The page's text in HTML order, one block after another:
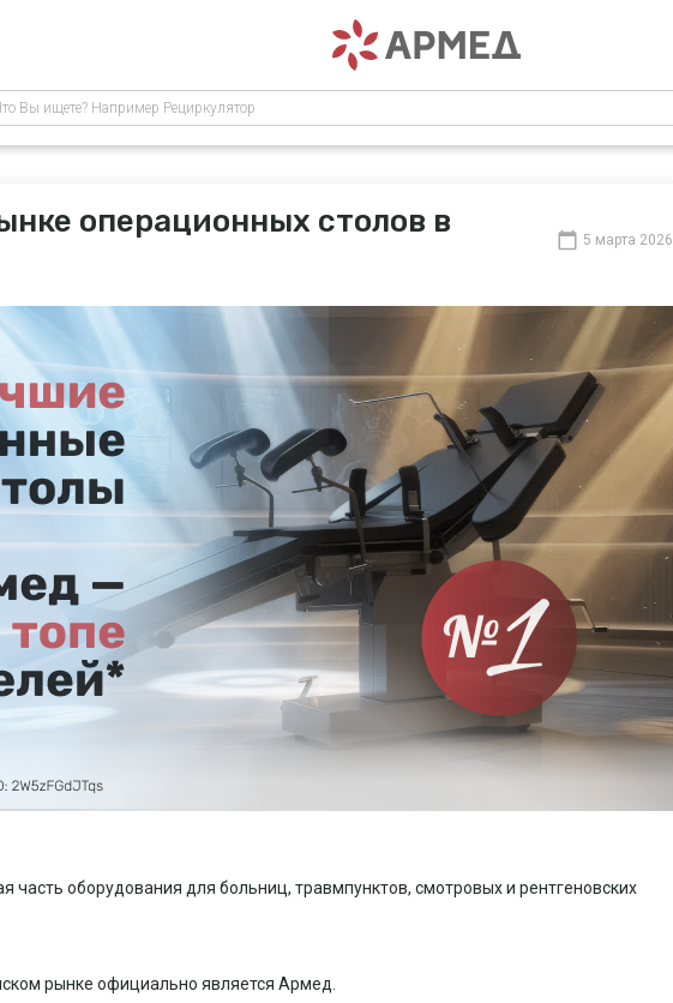
Вы ищете? Например Рециркулятор
операционных столов в
5 марта 2026
оборудования для больниц, травмпунктов, смотровых и рентгеновских
рынке официально является Армед.